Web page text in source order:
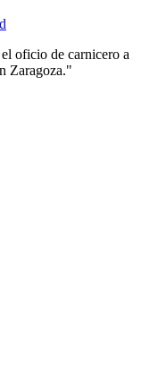
oficio de carnicero a
Zaragoza."